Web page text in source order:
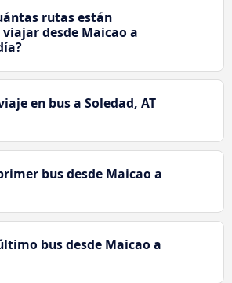
rutas están
desde Maicao a
en bus a Soledad, AT
bus desde Maicao a
bus desde Maicao a